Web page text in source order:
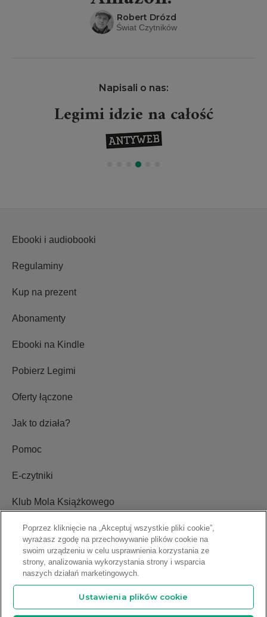
Robert Drózd
Świat Czytników
Napisali o nas:
Legimi idzie na całość
Ebooki i audiobooki
Regulaminy
Kup na prezent
Abonamenty
Ebooki na Kindle
Pobierz Legimi
Oferty łączone
Jak to działa?
Pomoc
E-czytniki
Klub Mola Książkowego
Ustawienia plików cookie
Blog
Relacje inwestorskie
Poprzez kliknięcie na „Akceptuj wszystkie pliki cookie”,
wyrażasz zgodę na przechowywanie plików cookie na
swoim urządzeniu w celu usprawnienia korzystania ze
strony, analizowania wykorzystania strony i wsparcia
naszych działań marketingowych.
Ustawienia plików cookie